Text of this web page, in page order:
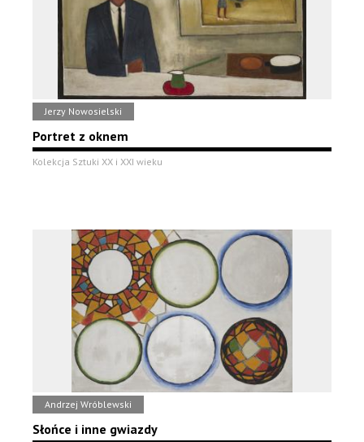
Jerzy Nowosielski
Portret z oknem
Kolekcja Sztuki XX i XXI wieku
Andrzej Wróblewski
Słońce i inne gwiazdy